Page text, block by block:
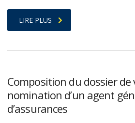
LIRE PLUS
Composition du dossier
nomination d’un agent
d’assurances